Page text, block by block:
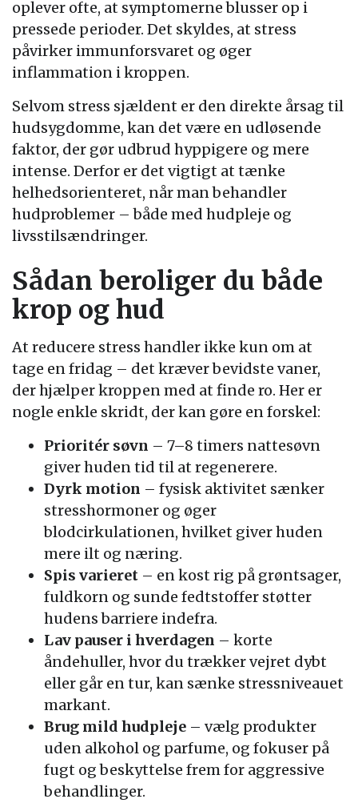
oplever ofte, at symptomerne blusser op i
pressede perioder. Det skyldes, at stress
påvirker immunforsvaret og øger
inflammation i kroppen.
Selvom stress sjældent er den direkte årsag til
hudsygdomme, kan det være en udløsende
faktor, der gør udbrud hyppigere og mere
intense. Derfor er det vigtigt at tænke
helhedsorienteret, når man behandler
hudproblemer – både med hudpleje og
livsstilsændringer.
Sådan beroliger du både
krop og hud
At reducere stress handler ikke kun om at
tage en fridag – det kræver bevidste vaner,
der hjælper kroppen med at finde ro. Her er
nogle enkle skridt, der kan gøre en forskel:
Prioritér søvn – 7–8 timers nattesøvn
giver huden tid til at regenerere.
Dyrk motion – fysisk aktivitet sænker
stresshormoner og øger
blodcirkulationen, hvilket giver huden
mere ilt og næring.
Spis varieret – en kost rig på grøntsager,
fuldkorn og sunde fedtstoffer støtter
hudens barriere indefra.
Lav pauser i hverdagen – korte
åndehuller, hvor du trækker vejret dybt
eller går en tur, kan sænke stressniveauet
markant.
Brug mild hudpleje – vælg produkter
uden alkohol og parfume, og fokuser på
fugt og beskyttelse frem for aggressive
behandlinger.